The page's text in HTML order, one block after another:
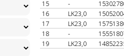
15
-
16
LK23,0
17
LK23,0
18
-
19
LK23,0